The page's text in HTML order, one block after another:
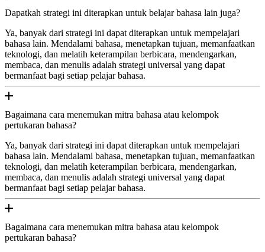
Dapatkah strategi ini diterapkan untuk belajar bahasa lain juga?
Ya, banyak dari strategi ini dapat diterapkan untuk mempelajari
bahasa lain. Mendalami bahasa, menetapkan tujuan, memanfaatkan
teknologi, dan melatih keterampilan berbicara, mendengarkan,
membaca, dan menulis adalah strategi universal yang dapat
bermanfaat bagi setiap pelajar bahasa.
Bagaimana cara menemukan mitra bahasa atau kelompok
pertukaran bahasa?
Ya, banyak dari strategi ini dapat diterapkan untuk mempelajari
bahasa lain. Mendalami bahasa, menetapkan tujuan, memanfaatkan
teknologi, dan melatih keterampilan berbicara, mendengarkan,
membaca, dan menulis adalah strategi universal yang dapat
bermanfaat bagi setiap pelajar bahasa.
Bagaimana cara menemukan mitra bahasa atau kelompok
pertukaran bahasa?